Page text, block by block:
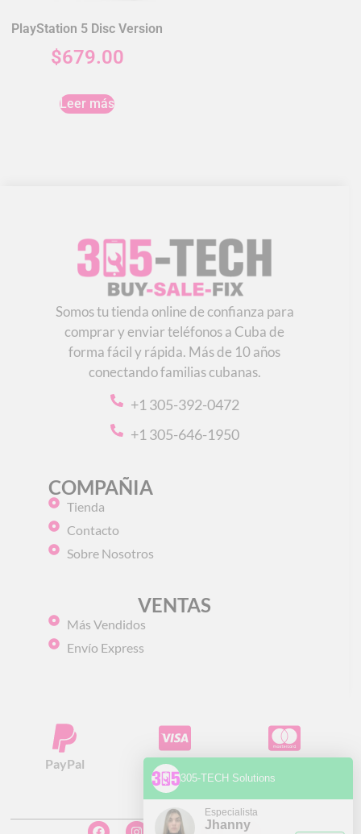
PlayStation 5 Disc Version
$679.00
Leer más
Somos tu tienda online de confianza para
comprar y enviar teléfonos a Cuba de
forma fácil y rápida. Más de 10 años
conectando familias cubanas.
+1 305-392-0472
+1 305-646-1950
COMPAÑIA
Tienda
Contacto
Sobre Nosotros
VENTAS
Más Vendidos
Envío Express
PayPal Visa
305-TECH Solutions
Especialista
Jhanny